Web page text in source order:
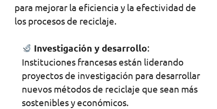
para mejorar la eficiencia y la efectividad de
los procesos de reciclaje.
Investigación y desarrollo:
Instituciones francesas están liderando
proyectos de investigación para desarrollar
nuevos métodos de reciclaje que sean más
sostenibles y económicos.